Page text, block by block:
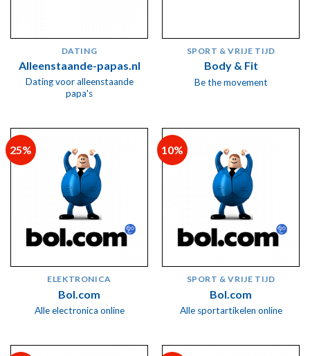
DATING
Alleenstaande-papas.nl
Dating voor alleenstaande
papa's
SPORT & VRIJE TIJD
Body & Fit
Be the movement
25%
ELEKTRONICA
Bol.com
Alle electronica online
10%
SPORT & VRIJE TIJD
Bol.com
Alle sportartikelen online